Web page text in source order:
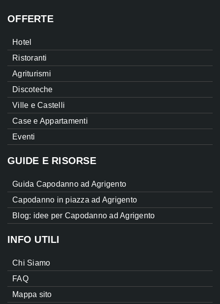
OFFERTE
Hotel
Ristoranti
Agriturismi
Discoteche
Ville e Castelli
Case e Appartamenti
Eventi
GUIDE E RISORSE
Guida Capodanno ad Agrigento
Capodanno in piazza ad Agrigento
Blog: idee per Capodanno ad Agrigento
INFO UTILI
Chi Siamo
FAQ
Mappa sito